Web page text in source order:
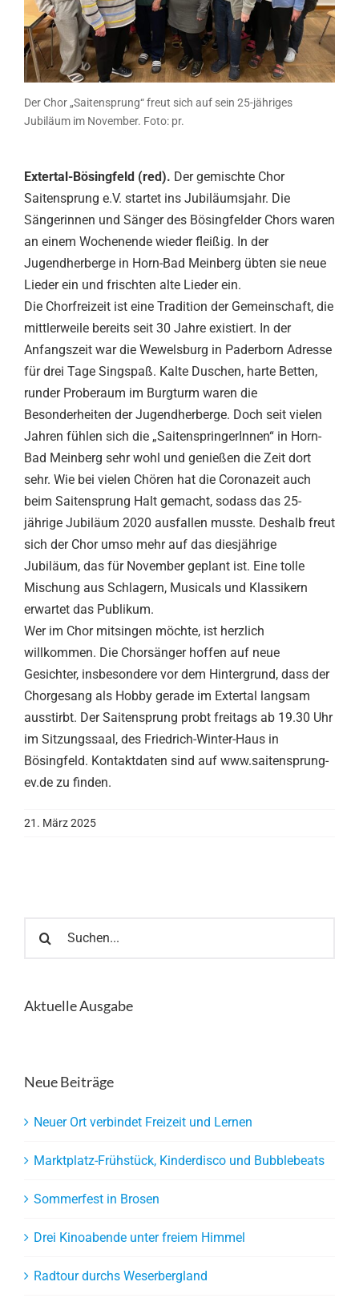
Der Chor „Saitensprung“ freut sich auf sein 25-jähriges
Jubiläum im November. Foto: pr.
Extertal-Bösingfeld (red). Der gemischte Chor
Saitensprung e.V. startet ins Jubiläumsjahr. Die
Sängerinnen und Sänger des Bösingfelder Chors waren
an einem Wochenende wieder fleißig. In der
Jugendherberge in Horn-Bad Meinberg übten sie neue
Lieder ein und frischten alte Lieder ein.
Die Chorfreizeit ist eine Tradition der Gemeinschaft, die
mittlerweile bereits seit 30 Jahre existiert. In der
Anfangszeit war die Wewelsburg in Paderborn Adresse
für drei Tage Singspaß. Kalte Duschen, harte Betten,
runder Proberaum im Burgturm waren die
Besonderheiten der Jugendherberge. Doch seit vielen
Jahren fühlen sich die „SaitenspringerInnen“ in Horn-
Bad Meinberg sehr wohl und genießen die Zeit dort
sehr. Wie bei vielen Chören hat die Coronazeit auch
beim Saitensprung Halt gemacht, sodass das 25-
jährige Jubiläum 2020 ausfallen musste. Deshalb freut
sich der Chor umso mehr auf das diesjährige
Jubiläum, das für November geplant ist. Eine tolle
Mischung aus Schlagern, Musicals und Klassikern
erwartet das Publikum.
Wer im Chor mitsingen möchte, ist herzlich
willkommen. Die Chorsänger hoffen auf neue
Gesichter, insbesondere vor dem Hintergrund, dass der
Chorgesang als Hobby gerade im Extertal langsam
ausstirbt. Der Saitensprung probt freitags ab 19.30 Uhr
im Sitzungssaal, des Friedrich-Winter-Haus in
Bösingfeld. Kontaktdaten sind auf www.saitensprung-
ev.de zu finden.
21. März 2025
nach:
Aktuelle Ausgabe
Neue Beiträge
Neuer Ort verbindet Freizeit und Lernen
Marktplatz-Frühstück, Kinderdisco und Bubblebeats
Sommerfest in Brosen
Drei Kinoabende unter freiem Himmel
Radtour durchs Weserbergland